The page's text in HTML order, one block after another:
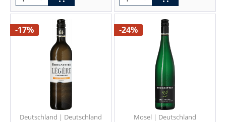
-17%
Deutschland | Deutschland
-24%
Mosel | Deutschland